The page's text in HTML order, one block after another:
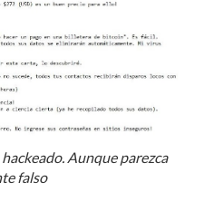
Aunque parezca
falso